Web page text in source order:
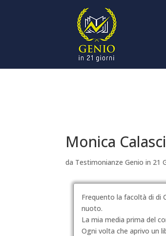
Monica
da Testimonianze Genio in 21
Frequento la facoltà di di
nuoto.
La mia media prima del
Ogni volta che aprivo un